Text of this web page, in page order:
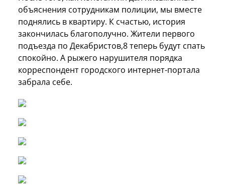
объяснения сотрудникам полиции, мы вместе
поднялись в квартиру. К счастью, история
закончилась благополучно. Жители первого
подъезда по Декабристов,8 теперь будут спать
спокойно. А рыжего нарушителя порядка
корреспондент городского интернет-портала
забрала себе.